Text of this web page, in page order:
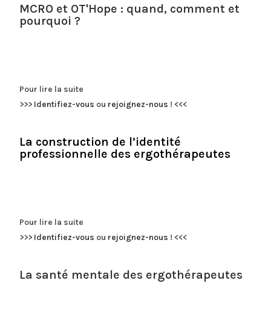
MCRO et OT'Hope : quand, comment et
pourquoi ?
Pour lire la suite
>>> Identifiez-vous ou rejoignez-nous ! <<<
La construction de l’identité
professionnelle des ergothérapeutes
Pour lire la suite
>>> Identifiez-vous ou rejoignez-nous ! <<<
La santé mentale des ergothérapeutes